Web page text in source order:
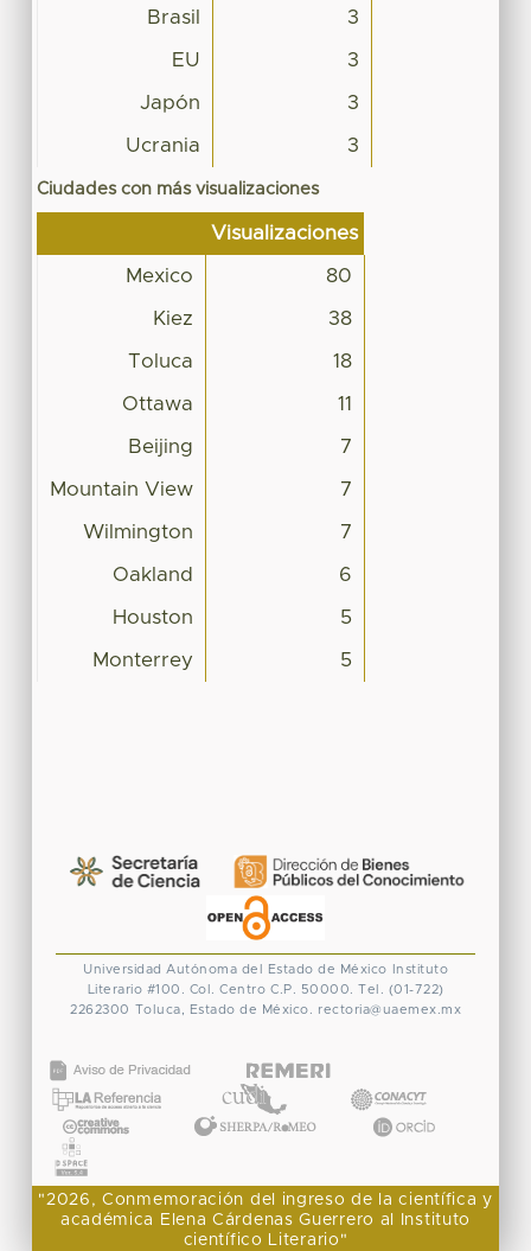
Brasil 3
EU 3
Japón 3
Ucrania 3
Ciudades con más visualizaciones
Visualizaciones
Mexico 80
Kiez 38
Toluca 18
Ottawa 11
Beijing 7
Mountain View 7
Wilmington 7
Oakland 6
Houston 5
Monterrey 5
Universidad Autónoma del Estado de México
Instituto
Literario #100. Col. Centro C.P. 50000. Tel. (01-722)
2262300 Toluca, Estado de México. rectoria@uaemex.mx
"2026, Conmemoración del ingreso de la científica y
académica Elena Cárdenas Guerrero al Instituto
científico Literario"